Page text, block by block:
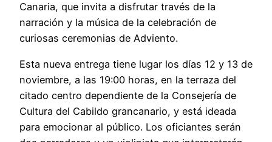
Canaria, que invita a disfrutar través de la
narración y la música de la celebración de
curiosas ceremonias de Adviento.
Esta nueva entrega tiene lugar los días 12 y 13 de
noviembre, a las 19:00 horas, en la terraza del
citado centro dependiente de la Consejería de
Cultura del Cabildo grancanario, y está ideada
para emocionar al público. Los oficiantes serán